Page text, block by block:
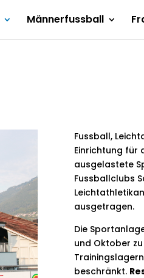
Männerfussball
Fussball,
Einrichtung für
ausgelastete
Fussballclubs
ausgetragen.
Die
und Oktober
beschränkt.